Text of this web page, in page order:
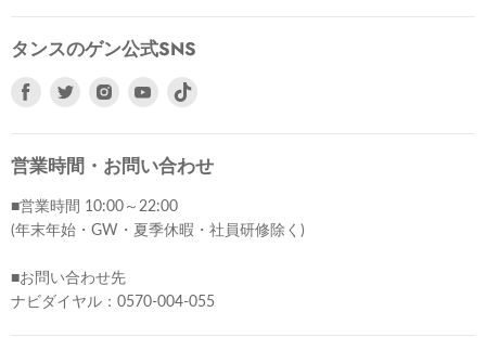
タンスのゲン公式SNS
Facebook
つ
て
く
さ
い
Twitter
つ
て
く
さ
い
Instagram
つ
て
く
さ
い
Youtube
つ
て
く
い
営業時間・お問い合わせ
■営業時間 10:00～22:00
(年末年始・GW・夏季休暇・社員研修除く)
■お問い合わせ先
ナビダイヤル：0570-004-055